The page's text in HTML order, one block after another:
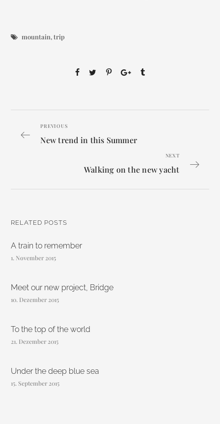
mountain,trip
PREVIOUS
New trend in this Summer
NEXT
Walking on the new yacht
RELATED POSTS
A train to remember
1. November 2015
Meet our new project, Bridge
10. Dezember 2015
To the top of the world
21. Dezember 2015
Under the deep blue sea
15. September 2015